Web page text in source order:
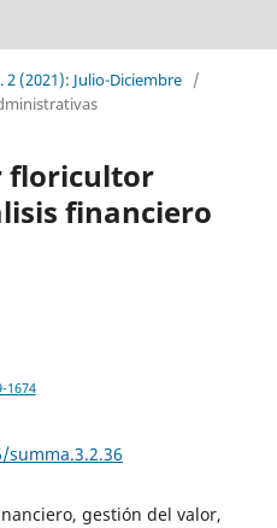
2 (2021): Julio-Diciembre /
floricultor
financiero
1674
gestión del valor,